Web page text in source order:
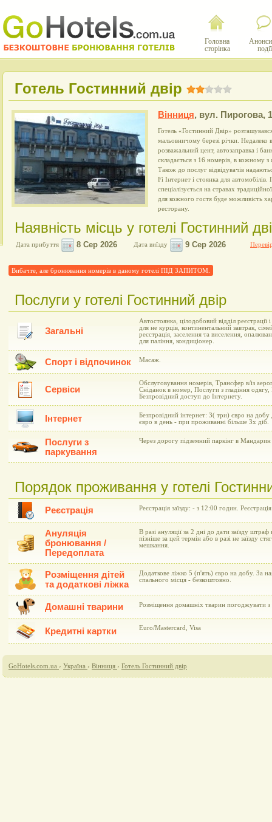
Головна
сторінка
події
Готель Гостинний двір
Вінниця, вул. Пирогова,
Готель «Гостинний Двір»
мальовничому березі річки. Недалеко
розважальний цент, автозаправка і
складається з 16 номерів, в кожному з
Також до послуг відвідувачів
Fi Інтернет і стоянка для
спеціалізується на стравах
для кожного гостя буде можливість
ресторану.
Наявність місць у готелі Гостинний
Дата прибуття Дата виїзду
Вибачте, але бронювання номерів в даному готелі ПІД ЗАПИТОМ.
Послуги у готелі Гостинний двір
Загальні
Автостоянка, цілодобовий відділ
для не курців, континентальний завтрак,
реєстрація, заселення та виселення,
для паління, кондиціонер.
Спорт і відпочинок Масаж.
Сервіси
Обслуговування номерів, Трансфер в/із
Сніданок в номер, Послуги з гладіння
Безпровідний доступ до Інтернету.
Інтернет
Безпровідний інтернет: 3( три) євро на
євро в день - при проживанні більше 3х діб.
Послуги з
паркування
Через дорогу підземний паркінг в
Порядок проживання у готелі
Реєстрація Реєстрація заїзду: - з 12:00 годин.
Ануляція
бронювання /
Передоплата
В разі ануляції за 2 дні до дати заїзду штраф
пізніше за цей термін або в разі не заїзду
мешкання.
Розміщення дітей
та додаткові ліжка
Додаткове ліжко 5 (п'ять) євро на добу. За
спального місця - безкоштовно.
Домашні тварини Розміщення домашніх тварин погоджувати з
Кредитні картки Euro/Mastercard, Visa
GoHotels.com.ua › Україна › Вінниця › Готель Гостинний двір